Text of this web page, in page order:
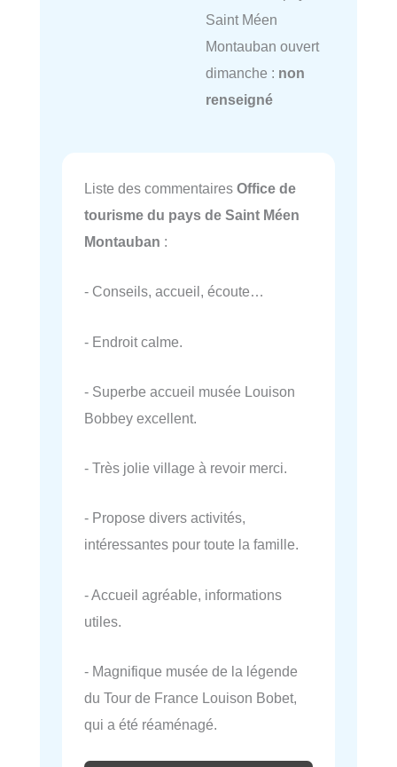
Saint Méen
Montauban ouvert
dimanche : non
renseigné
Liste des commentaires Office de
tourisme du pays de Saint Méen
Montauban :
- Conseils, accueil, écoute…
- Endroit calme.
- Superbe accueil musée Louison
Bobbey excellent.
- Très jolie village à revoir merci.
- Propose divers activités,
intéressantes pour toute la famille.
- Accueil agréable, informations
utiles.
- Magnifique musée de la légende
du Tour de France Louison Bobet,
qui a été réaménagé.